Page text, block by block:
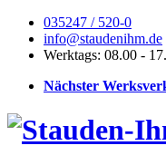
035247 / 520-0
info@staudenihm.de
Werktags: 08.00 -
Nächster